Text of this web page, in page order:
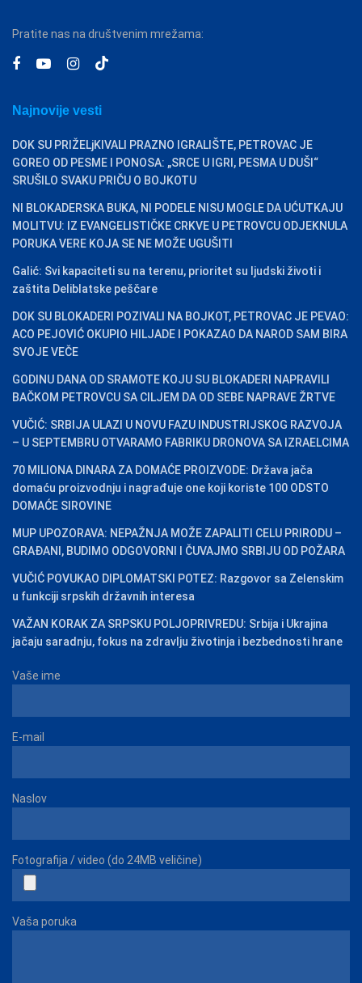
Pratite nas na društvenim mrežama:
Najnovije vesti
DOK SU PRIŽELjKIVALI PRAZNO IGRALIŠTE, PETROVAC JE
GOREO OD PESME I PONOSA: „SRCE U IGRI, PESMA U DUŠI“
SRUŠILO SVAKU PRIČU O BOJKOTU
NI BLOKADERSKA BUKA, NI PODELE NISU MOGLE DA UĆUTKAJU
MOLITVU: IZ EVANGELISTIČKE CRKVE U PETROVCU ODJEKNULA
PORUKA VERE KOJA SE NE MOŽE UGUŠITI
Galić: Svi kapaciteti su na terenu, prioritet su ljudski životi i
zaštita Deliblatske peščare
DOK SU BLOKADERI POZIVALI NA BOJKOT, PETROVAC JE PEVAO:
ACO PEJOVIĆ OKUPIO HILJADE I POKAZAO DA NAROD SAM BIRA
SVOJE VEČE
GODINU DANA OD SRAMOTE KOJU SU BLOKADERI NAPRAVILI
BAČKOM PETROVCU SA CILJEM DA OD SEBE NAPRAVE ŽRTVE
VUČIĆ: SRBIJA ULAZI U NOVU FAZU INDUSTRIJSKOG RAZVOJA
– U SEPTEMBRU OTVARAMO FABRIKU DRONOVA SA IZRAELCIMA
70 MILIONA DINARA ZA DOMAĆE PROIZVODE: Država jača
domaću proizvodnju i nagrađuje one koji koriste 100 ODSTO
DOMAĆE SIROVINE
MUP UPOZORAVA: NEPAŽNJA MOŽE ZAPALITI CELU PRIRODU –
GRAĐANI, BUDIMO ODGOVORNI I ČUVAJMO SRBIJU OD POŽARA
VUČIĆ POVUKAO DIPLOMATSKI POTEZ: Razgovor sa Zelenskim
u funkciji srpskih državnih interesa
VAŽAN KORAK ZA SRPSKU POLJOPRIVREDU: Srbija i Ukrajina
jačaju saradnju, fokus na zdravlju životinja i bezbednosti hrane
Vaše ime
E-mail
Naslov
Fotografija / video (do 24MB veličine)
Vaša poruka